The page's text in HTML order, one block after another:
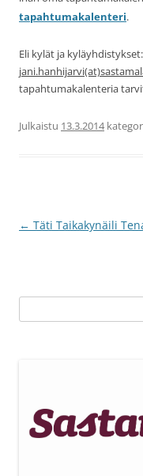
tapahtumakalenteri.
Eli kylät ja
tapahtumakalenteria
Julkaistu 13.3.2014
Artikkelien
← Täti Taikakynäili